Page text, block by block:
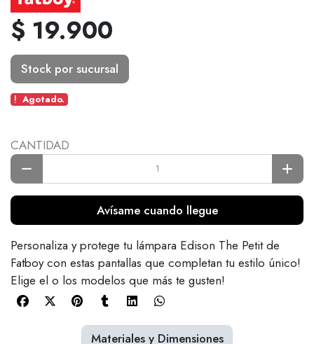
$ 19.900
Stock por sucursal
Agotado.
CANTIDAD
Avísame cuando llegue
Personaliza y protege tu lámpara Edison The Petit de
Fatboy con estas pantallas que completan tu estilo único!
Elige el o los modelos que más te gusten!
Materiales y Dimensiones